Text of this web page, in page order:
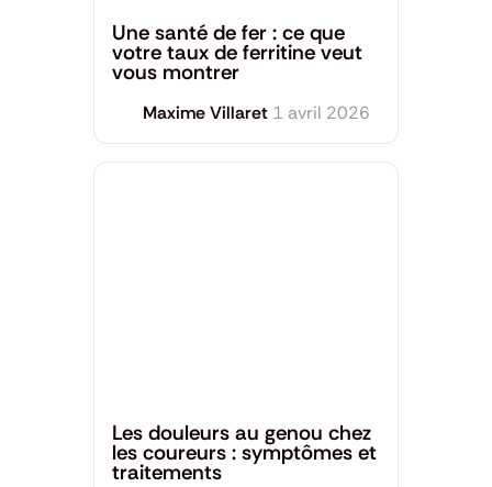
Une santé de fer : ce que
votre taux de ferritine veut
vous montrer
Maxime Villaret 1 avril 2026
Les douleurs au genou chez
les coureurs : symptômes et
traitements